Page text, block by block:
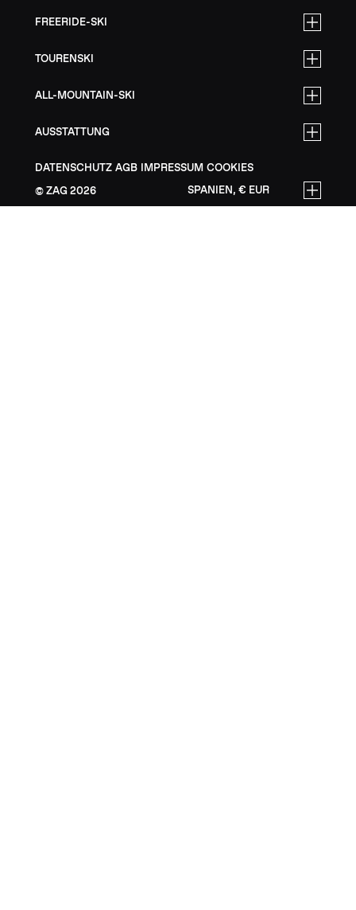
FREERIDE-SKI
TOURENSKI
ALL-MOUNTAIN-SKI
AUSSTATTUNG
DATENSCHUTZ AGB IMPRESSUM COOKIES
ZAG 2026 SPANIEN, € EUR